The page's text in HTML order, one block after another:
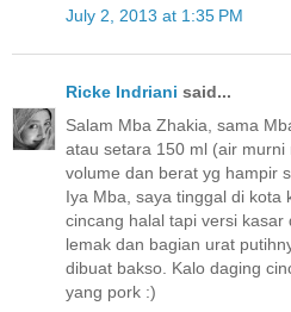
July 2, 2013 at 1:35 PM
Ricke Indriani said...
Salam Mba Zhakia, sama
atau setara 150 ml (air murni
volume dan berat yg hampir
Iya Mba, saya tinggal di kota
cincang halal tapi versi kasar
lemak dan bagian urat
dibuat bakso. Kalo daging
yang pork :)